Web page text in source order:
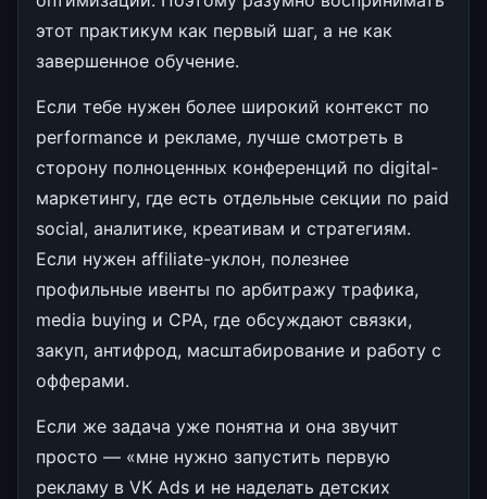
этот практикум как первый шаг, а не как
завершенное обучение.
Если тебе нужен более широкий контекст по
performance и рекламе, лучше смотреть в
сторону полноценных конференций по digital-
маркетингу, где есть отдельные секции по paid
social, аналитике, креативам и стратегиям.
Если нужен affiliate-уклон, полезнее
профильные ивенты по арбитражу трафика,
media buying и CPA, где обсуждают связки,
закуп, антифрод, масштабирование и работу с
офферами.
Если же задача уже понятна и она звучит
просто — «мне нужно запустить первую
рекламу в VK Ads и не наделать детских